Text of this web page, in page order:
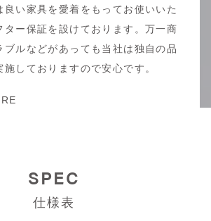
良い家具を愛着をもってお使いいた
ター保証を設けております。万一商
ブルなどがあっても当社は独自の品
しておりますので安心です。
SPEC
仕様表